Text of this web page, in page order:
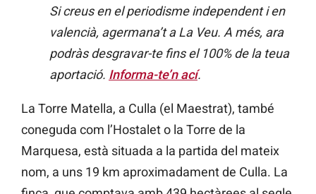
Si creus en el periodisme independent i en
valencià, agermana’t a La Veu. A més, ara
podràs desgravar-te fins el 100% de la teua
aportació. Informa-te’n ací.
La Torre Matella, a Culla (el Maestrat), també
coneguda com l’Hostalet o la Torre de la
Marquesa, està situada a la partida del mateix
nom, a uns 19 km aproximadament de Culla. La